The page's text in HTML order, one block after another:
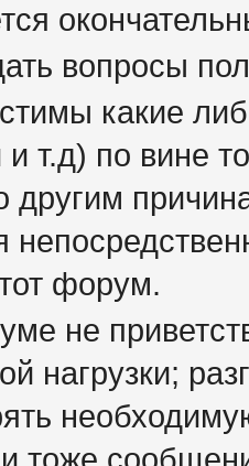
вопросы
какие
и т.д) по вине
другим
форум.
не
нагрузки;